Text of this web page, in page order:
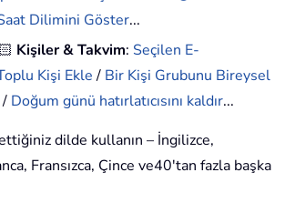
Dilimini Göster...
Kişiler & Takvim: Seçilen E-
Kişi Ekle/ Bir Kişi Grubunu Bireysel
/ Doğum günü hatırlatıcısını kaldır...
dilde kullanın – İngilizce,
Fransızca, Çince ve40'tan fazla başka